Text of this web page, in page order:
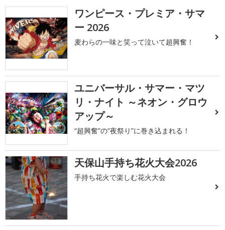
ワンピース・プレミア・サマ
ー 2026
麦わらの一味と笑って泣いて超興奮！
ユニバーサル・サマー・マツ
リ・ナイト ～ネオン・グロウ
アップ～
“超興奮”の“夜祭り”に巻き込まれる！
天保山手持ち花火大会2026
手持ち花火で楽しむ花火大会